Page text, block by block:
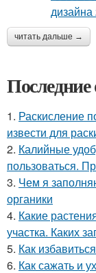
читать дальше →
Последние
1. Раскисление
извести для
2. Калийные
пользоваться.
3. Чем я
органики
4. Какие
участка. Каких
5. Как
6. Как сажать и